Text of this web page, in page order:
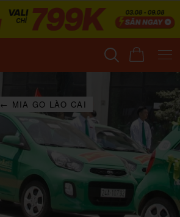
← MIA GO LÀO CAI